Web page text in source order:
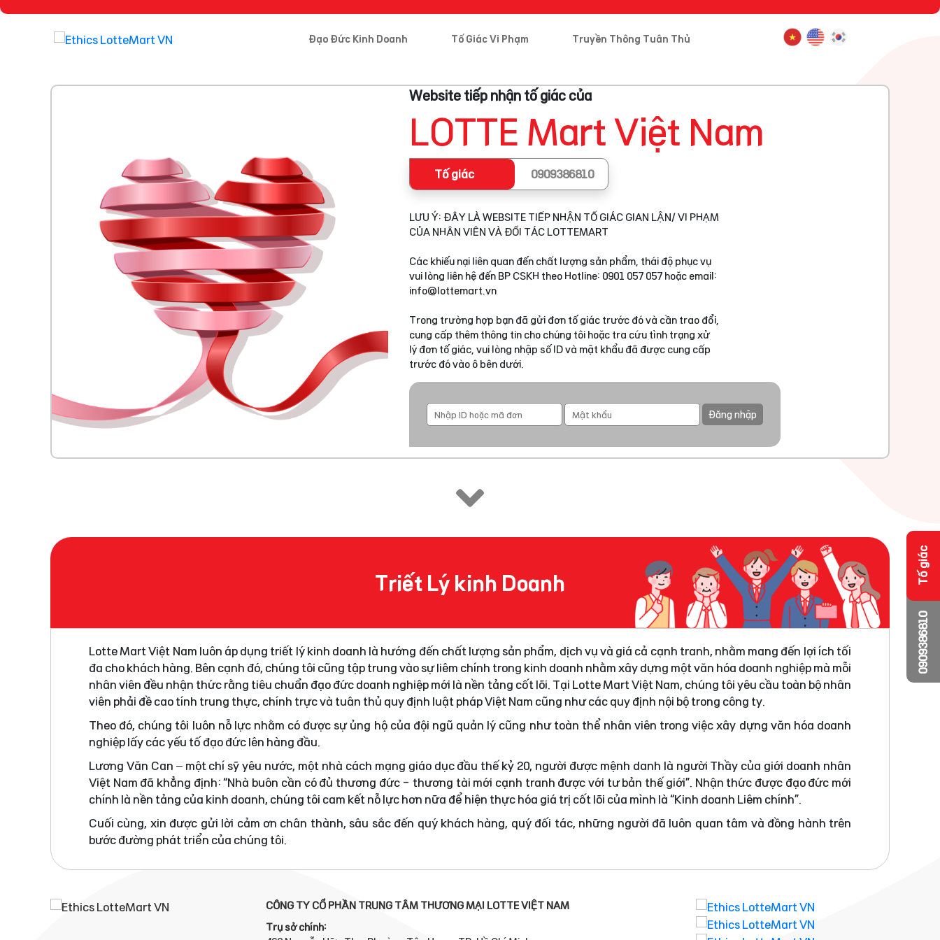
Đạo Đức Kinh Doanh Tố Giác Vi Phạm Truyền Thông Tuân Thủ
Website tiếp nhận tố giác của
LOTTE Mart Việt Nam
Tố giác 0909386810
LƯU Ý: ĐÂY LÀ WEBSITE TIẾP NHẬN TỐ GIÁC GIAN LẬN/ VI PHẠM
CỦA NHÂN VIÊN VÀ ĐỐI TÁC LOTTEMART
Các khiếu nại liên quan đến chất lượng sản phẩm, thái độ phục vụ
vui lòng liên hệ đến BP CSKH theo Hotline: 0901 057 057 hoặc email:
info@lottemart.vn
Trong trường hợp bạn đã gửi đơn tố giác trước đó và cần trao đổi,
cung cấp thêm thông tin cho chúng tôi hoặc tra cứu tình trạng xử
lý đơn tố giác, vui lòng nhập số ID và mật khẩu đã được cung cấp
trước đó vào ô bên dưới.
Đăng nhập
Triết Lý kinh Doanh
Lotte Mart Việt Nam luôn áp dụng triết lý kinh doanh là hướng đến chất lượng sản phẩm, dịch vụ và giá cả cạnh tranh, nhằm mang đến lợi ích tối
đa cho khách hàng. Bên cạnh đó, chúng tôi cũng tập trung vào sự liêm chính trong kinh doanh nhằm xây dựng một văn hóa doanh nghiệp mà mỗi
nhân viên đều nhận thức rằng tiêu chuẩn đạo đức doanh nghiệp mới là nền tảng cốt lõi. Tại Lotte Mart Việt Nam, chúng tôi yêu cầu toàn bộ nhân
viên phải đề cao tính trung thực, chính trực và tuân thủ quy định luật pháp Việt Nam cũng như các quy định nội bộ trong công ty.
Theo đó, chúng tôi luôn nỗ lực nhằm có được sự ủng hộ của đội ngũ quản lý cũng như toàn thể nhân viên trong việc xây dựng văn hóa doanh
nghiệp lấy các yếu tố đạo đức lên hàng đầu.
Lương Văn Can – một chí sỹ yêu nước, một nhà cách mạng giáo dục đầu thế kỷ 20, người được mệnh danh là người Thầy của giới doanh nhân
Việt Nam đã khẳng định: “Nhà buôn cần có đủ thương đức - thương tài mới cạnh tranh được với tư bản thế giới”. Nhận thức được đạo đức mới
chính là nền tảng của kinh doanh, chúng tôi cam kết nỗ lực hơn nữa để hiện thực hóa giá trị cốt lõi của mình là “Kinh doanh Liêm chính”.
Cuối cùng, xin được gửi lời cảm ơn chân thành, sâu sắc đến quý khách hàng, quý đối tác, những người đã luôn quan tâm và đồng hành trên
bước đường phát triển của chúng tôi.
CÔNG TY CỔ PHẦN TRUNG TÂM THƯƠNG MẠI LOTTE VIỆT NAM
Trụ sở chính:
0909386810
Tố giác